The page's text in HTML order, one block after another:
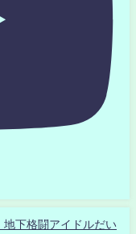
下格闘アイドルだい